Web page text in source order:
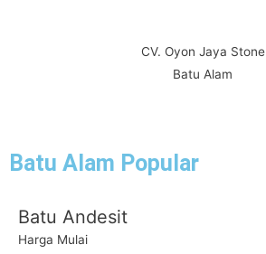
CV. Oyon Jaya Stone
Batu Alam
Batu Alam Popular
Batu Andesit
Harga Mulai